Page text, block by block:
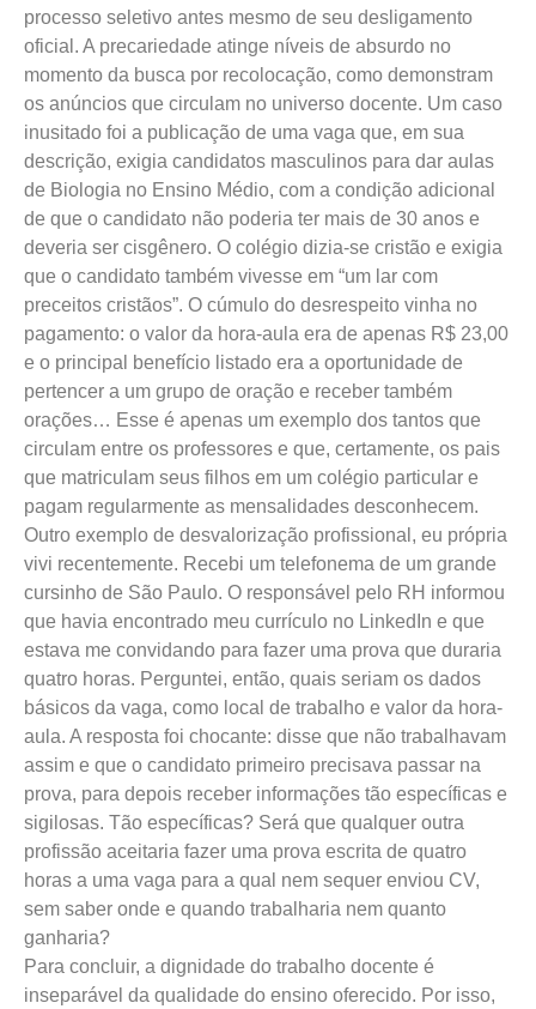
processo seletivo antes mesmo de seu desligamento
oficial. A precariedade atinge níveis de absurdo no
momento da busca por recolocação, como demonstram
os anúncios que circulam no universo docente. Um caso
inusitado foi a publicação de uma vaga que, em sua
descrição, exigia candidatos masculinos para dar aulas
de Biologia no Ensino Médio, com a condição adicional
de que o candidato não poderia ter mais de 30 anos e
deveria ser cisgênero. O colégio dizia-se cristão e exigia
que o candidato também vivesse em “um lar com
preceitos cristãos”. O cúmulo do desrespeito vinha no
pagamento: o valor da hora-aula era de apenas R$ 23,00
e o principal benefício listado era a oportunidade de
pertencer a um grupo de oração e receber também
orações… Esse é apenas um exemplo dos tantos que
circulam entre os professores e que, certamente, os pais
que matriculam seus filhos em um colégio particular e
pagam regularmente as mensalidades desconhecem.
Outro exemplo de desvalorização profissional, eu própria
vivi recentemente. Recebi um telefonema de um grande
cursinho de São Paulo. O responsável pelo RH informou
que havia encontrado meu currículo no LinkedIn e que
estava me convidando para fazer uma prova que duraria
quatro horas. Perguntei, então, quais seriam os dados
básicos da vaga, como local de trabalho e valor da hora-
aula. A resposta foi chocante: disse que não trabalhavam
assim e que o candidato primeiro precisava passar na
prova, para depois receber informações tão específicas e
sigilosas. Tão específicas? Será que qualquer outra
profissão aceitaria fazer uma prova escrita de quatro
horas a uma vaga para a qual nem sequer enviou CV,
sem saber onde e quando trabalharia nem quanto
ganharia?
Para concluir, a dignidade do trabalho docente é
inseparável da qualidade do ensino oferecido. Por isso,